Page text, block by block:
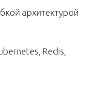
архитектурой
Redis,